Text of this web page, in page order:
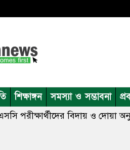
শিক্ষাঙ্গন সমস্যা ও সম্ভাবনা
পরীক্ষার্থীদের বিদায় ও দোয়া